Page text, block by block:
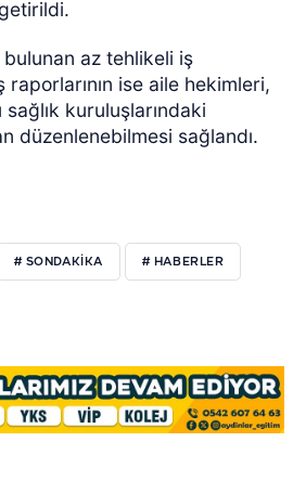
bulunan az tehlikeli iş
ise aile hekimleri,
kuruluşlarındaki
düzenlenebilmesi sağlandı.
# SONDAKIKA # HABERLER